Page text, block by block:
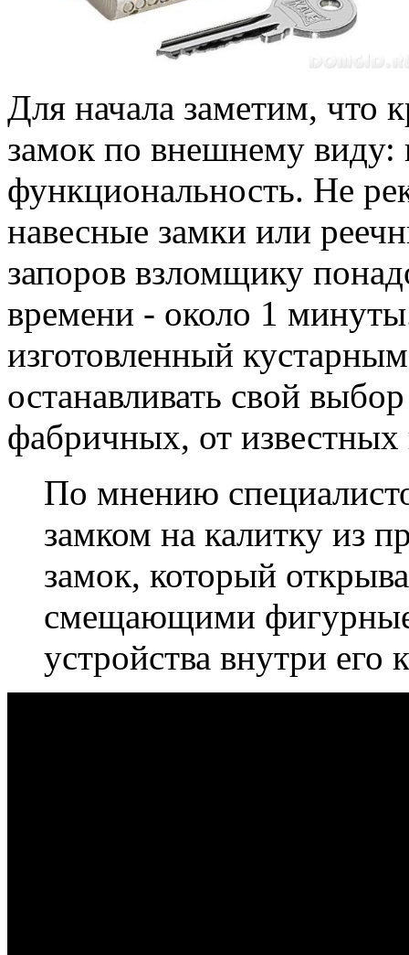
Для начала заметим, что
замок по внешнему виду:
функциональность. Не
навесные замки или
запоров взломщику
времени - около 1
изготовленный
останавливать свой
фабричных, от
По мнению
замком на калитку из
замок, который
смещающими
устройства внутри его